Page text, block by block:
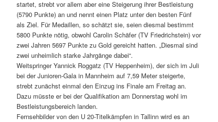
startet, strebt vor allem aber eine Steigerung ihrer Bestleistung
(5790 Punkte) an und nennt einen Platz unter den besten Fünf
als Ziel. Für Medaillen, so schätzt sie, seien diesmal bestimmt
5800 Punkte nötig, obwohl Carolin Schäfer (TV Friedrichstein) vor
zwei Jahren 5697 Punkte zu Gold gereicht hatten. „Diesmal sind
zwei unheimlich starke Jahrgänge dabei“.
Weitspringer Yannick Roggatz (TV Heppenheim), der sich im Juli
bei der Junioren-Gala in Mannheim auf 7,59 Meter steigerte,
strebt zunächst einmal den Einzug ins Finale am Freitag an.
Dazu müsste er bei der Qualifikation am Donnerstag wohl im
Bestleistungsbereich landen.
Fernsehbilder von den U 20-Titelkämpfen in Tallinn wird es an